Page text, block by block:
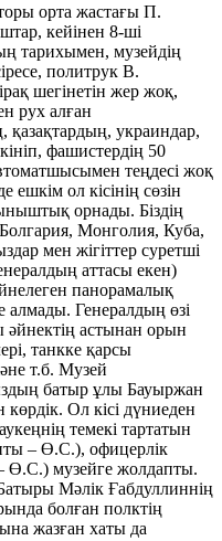
орта жастағы П.
кейінен 8-ші
тарихымен, музейдің
политрук В.
шегінетін жер жоқ,
рух алған
украиндар,
фашистердің 50
теңдесі жоқ
ол кісінің сөзін
орнады. Біздің
Монголия, Куба,
мен жігіттер суретші
аттасы екен)
панорамалық
алмады. Генералдың өзі
астынан орын
танкке қарсы
т.б. Музей
батыр ұлы Бауыржан
Ол кісі дүниеден
темекі тартатын
– Ө.С.), офицерлік
Ө.С.) музейге жолдапты.
Мәлік Ғабдуллиннің
болған полктің
жазған хаты да